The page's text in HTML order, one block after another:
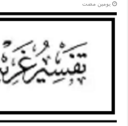
‏يومين مضت